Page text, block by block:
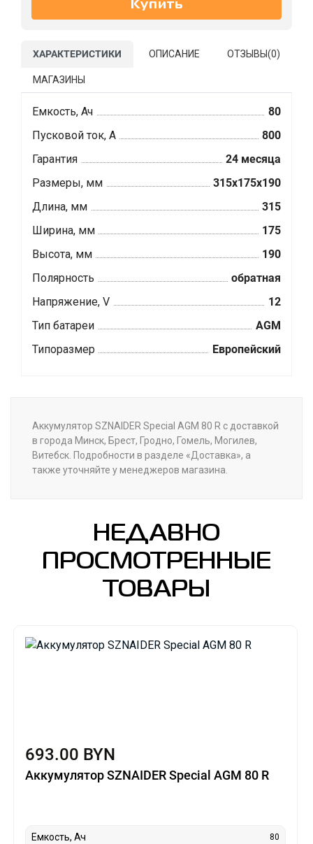
ХАРАКТЕРИСТИКИ ОПИСАНИЕ ОТЗЫВЫ(0)
МАГАЗИНЫ
Емкость, Ач
80
Пусковой ток, А
800
Гарантия
24 месяца
Размеры, мм
315x175x190
Длина, мм
315
Ширина, мм
175
Высота, мм
190
Полярность
обратная
Напряжение, V
12
Тип батареи
AGM
Типоразмер
Европейский
Аккумулятор SZNAIDER Special AGM 80 R с доставкой
в города Минск, Брест, Гродно, Гомель, Могилев,
Витебск. Подробности в разделе «Доставка», а
также уточняйте у менеджеров магазина.
НЕДАВНО
ПРОСМОТРЕННЫЕ
ТОВАРЫ
693.00 BYN
Аккумулятор SZNAIDER Special AGM 80 R
Емкость, Ач 80